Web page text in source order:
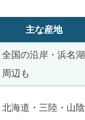
主な産地
全国の沿岸・浜名湖
周辺も
北海道・三陸・山陰